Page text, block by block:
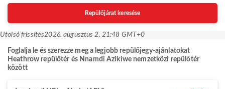
Repülőjárat keresése
Utolsó frissítés2026. augusztus 2. 21:48 GMT+0
Foglalja le és szerezze meg a legjobb repülőjegy-ajánlatokat
Heathrow repülőtér és Nnamdi Azikiwe nemzetközi repülőtér
között